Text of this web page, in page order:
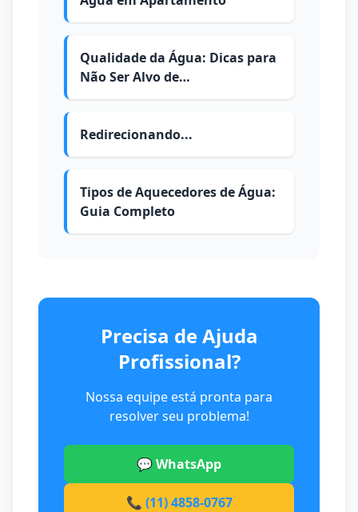
Qualidade da Água: Dicas para
Não Ser Alvo de
Contaminações
Redirecionando...
Tipos de Aquecedores de Água:
Guia Completo
Precisa de Ajuda
Profissional?
Nossa equipe está pronta para
resolver seu problema!
💬 WhatsApp
📞 (11) 4858-0767